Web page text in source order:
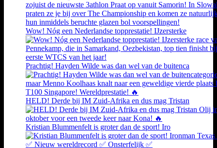
Wow! Nóg een Nederlandse topprestatie! IJzersterke
Prachtig! Hayden Wilde was dan wel van de buitenca
HELD! Derde bij IM Zuid-Afrika en dus mag Tristan
Kristian Blummenfelt is groter dan de sport! Iro